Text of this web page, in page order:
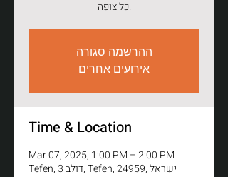
ההרשמה סגורה
אירועים אחרים
Time & Location
Mar 07, 2025, 1:00 PM – 2:00 PM
Tefen, דולב 3, Tefen, 24959, ישראל